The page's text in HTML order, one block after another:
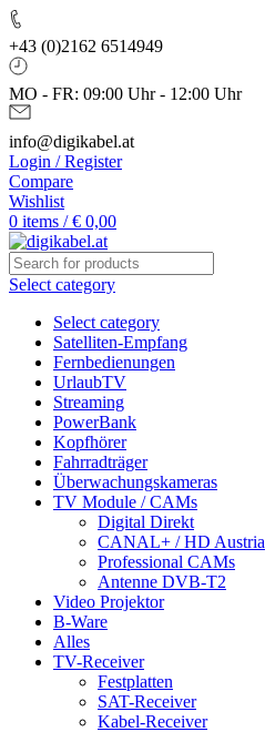
+43 (0)2162 6514949
MO - FR: 09:00 Uhr - 12:00 Uhr
info@digikabel.at
Login / Register
Compare
Wishlist
0 items / € 0,00
Select category
Select category
Satelliten-Empfang
Fernbedienungen
UrlaubTV
Streaming
PowerBank
Kopfhörer
Fahrradträger
Überwachungskameras
TV Module / CAMs
Digital Direkt
CANAL+ / HD Austria
Professional CAMs
Antenne DVB-T2
Video Projektor
B-Ware
Alles
TV-Receiver
Festplatten
SAT-Receiver
Kabel-Receiver